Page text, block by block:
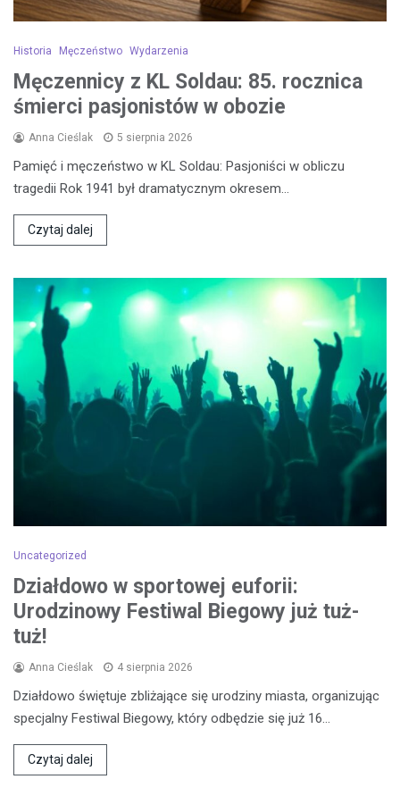
Historia Męczeństwo Wydarzenia
Męczennicy z KL Soldau: 85. rocznica
śmierci pasjonistów w obozie
Anna Cieślak 5 sierpnia 2026
Pamięć i męczeństwo w KL Soldau: Pasjoniści w obliczu
tragedii Rok 1941 był dramatycznym okresem…
Czytaj dalej
Uncategorized
Działdowo w sportowej euforii:
Urodzinowy Festiwal Biegowy już tuż-
tuż!
Anna Cieślak 4 sierpnia 2026
Działdowo świętuje zbliżające się urodziny miasta, organizując
specjalny Festiwal Biegowy, który odbędzie się już 16…
Czytaj dalej